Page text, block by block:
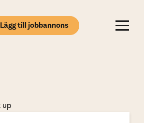
Lägg till jobbannons